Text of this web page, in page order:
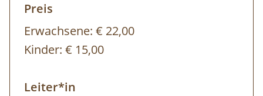
Preis
Erwachsene: € 22,00
Kinder: € 15,00
Leiter*in